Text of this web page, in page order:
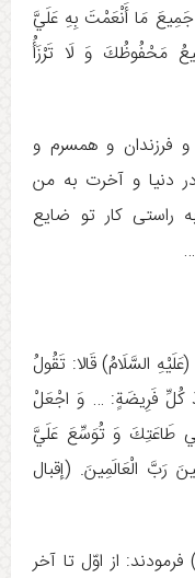
مَا أَنْعَمْتَ بِهِ عَلَيَّ
مَحْفُوظُكَ وَ لَا تَرْزَأُ
و فرزندان و همسرم و
دنیا و آخرت به من
راستی کار تو ضایع
السَّلَامُ) قَالا: تَقُولُ
كُلِّ فَرِيضَةٍ: … وَ اجْعَلْ
طَاعَتِكَ وَ تُوَسِّعَ عَلَيَّ
رَبَّ الْعَالَمِينَ‏. (إقبال
از اوّل تا آخر